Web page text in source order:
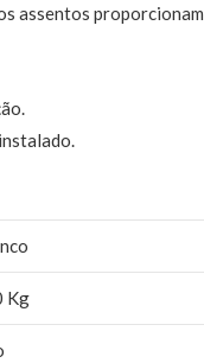
assentos proporcionam
Kg